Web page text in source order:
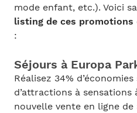
mode enfant, etc.). Voici
listing de ces promotions
:
Séjours à Europa
Réalisez 34%
d’attractions à
nouvelle vente en ligne de